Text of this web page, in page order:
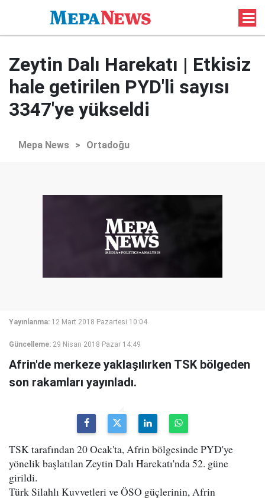
Zeytin Dalı Harekatı | Etkisiz
hale getirilen PYD'li sayısı
3347'ye yükseldi
Mepa News > Ortadoğu
Yayınlanma: 12 Mart 2018 Pazartesi 10:04
Güncelleme: 29 Nisan 2018 Pazar 14:49
Afrin'de merkeze yaklaşılırken TSK bölgeden
son rakamları yayınladı.
TSK tarafından 20 Ocak'ta, Afrin bölgesinde PYD'ye
yönelik başlatılan Zeytin Dalı Harekatı'nda 52. güne
girildi.
Türk Silahlı Kuvvetleri ve ÖSO güçlerinin, Afrin